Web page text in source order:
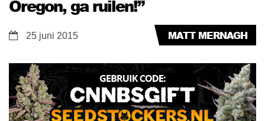
Oregon, ga ruilen!”
MATT MERNAGH
25 juni 2015